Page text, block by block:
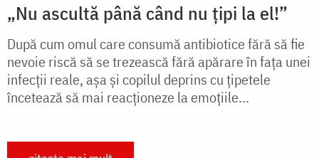
„Nu ascultă până când nu țipi la el!”
După cum omul care consumă antibiotice fără să fie
nevoie riscă să se trezească fără apărare în fața unei
infecții reale, așa și copilul deprins cu țipetele
încetează să mai reacționeze la emoțiile...